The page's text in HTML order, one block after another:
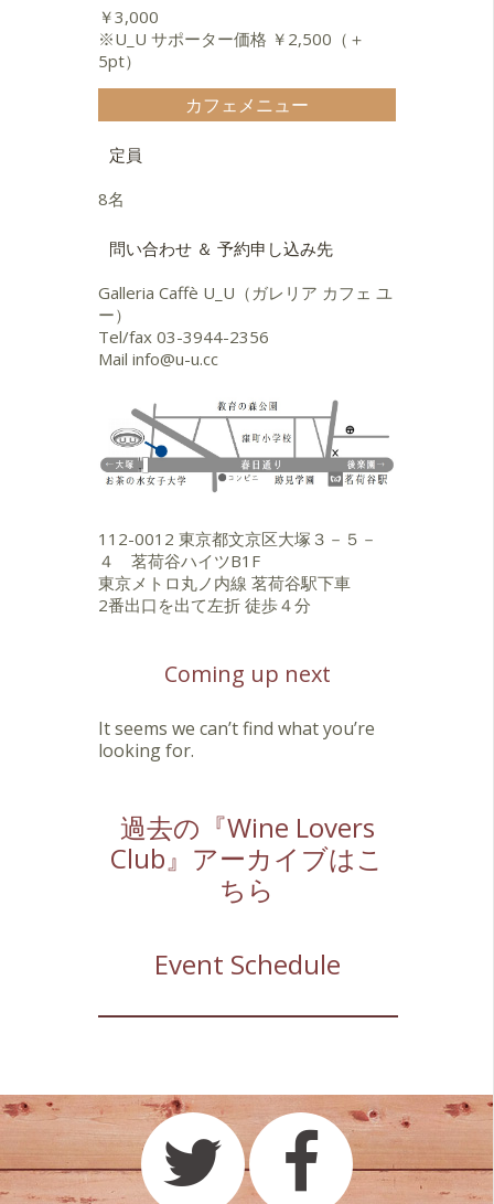
￥3,000
※U_U サポーター価格 ￥2,500（＋
5pt）
カフェメニュー
定員
8名
問い合わせ ＆ 予約申し込み先
Galleria Caffè U_U（ガレリア カフェ ユ
ー）
Tel/fax 03-3944-2356
Mail info@u-u.cc
112-0012 東京都文京区大塚３－５－
４ 茗荷谷ハイツB1F
東京メトロ丸ノ内線 茗荷谷駅下車
2番出口を出て左折 徒歩４分
Coming up next
It seems we can’t find what you’re
looking for.
過去の『Wine Lovers
Club』アーカイブはこ
ちら
Event Schedule